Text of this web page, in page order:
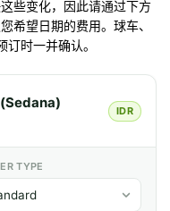
些变化，因此请通过下方
希望日期的费用。球车、
时一并确认。